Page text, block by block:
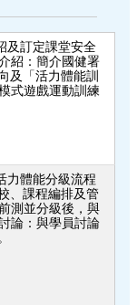
及訂定課堂安全
紹：簡介國健署
及「活力體能訓
式遊戲運動訓練
力體能分級流程
、課程編排及管
測並分級後，與
論：與學員討論